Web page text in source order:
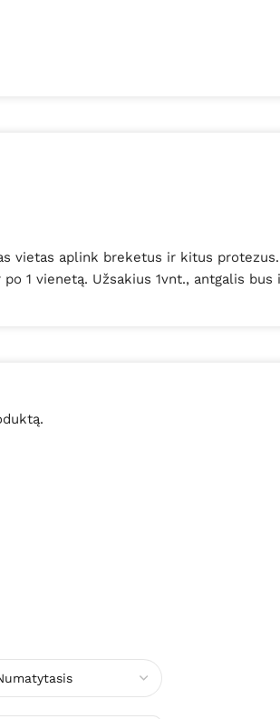
vietas aplink breketus ir kitus
1 vienetą. Užsakius 1vnt., antgalis